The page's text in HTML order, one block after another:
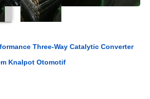
Three-Way Catalytic Converter
Knalpot Otomotif